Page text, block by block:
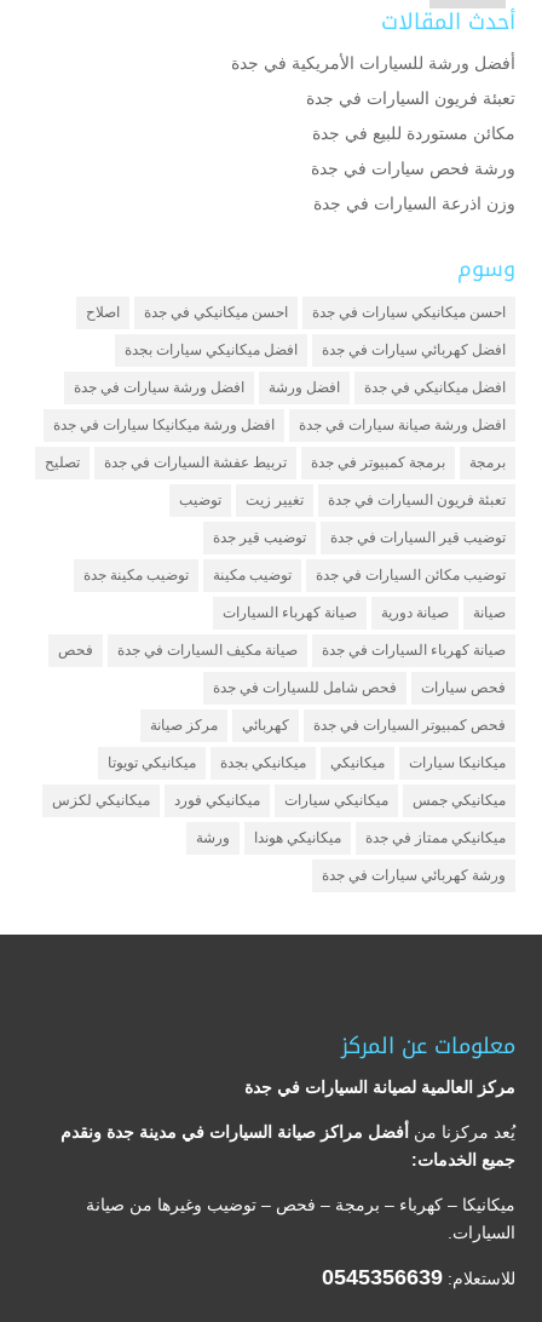
أحدث المقالات
أفضل ورشة للسيارات الأمريكية في جدة
تعبئة فريون السيارات في جدة
مكائن مستوردة للبيع في جدة
ورشة فحص سيارات في جدة
وزن اذرعة السيارات في جدة
وسوم
احسن ميكانيكي سيارات في جدة احسن ميكانيكي في جدة اصلاح
افضل كهربائي سيارات في جدة افضل ميكانيكي سيارات بجدة
افضل ميكانيكي في جدة افضل ورشة افضل ورشة سيارات في جدة
افضل ورشة صيانة سيارات في جدة افضل ورشة ميكانيكا سيارات في جدة
برمجة برمجة كمبيوتر في جدة تربيط عفشة السيارات في جدة تصليح
تعبئة فريون السيارات في جدة تغيير زيت توضيب
توضيب قير السيارات في جدة توضيب قير جدة
توضيب مكائن السيارات في جدة توضيب مكينة توضيب مكينة جدة
صيانة صيانة دورية صيانة كهرباء السيارات
صيانة كهرباء السيارات في جدة صيانة مكيف السيارات في جدة فحص
فحص سيارات فحص شامل للسيارات في جدة
فحص كمبيوتر السيارات في جدة كهربائي مركز صيانة
ميكانيكا سيارات ميكانيكي ميكانيكي بجدة ميكانيكي تويوتا
ميكانيكي جمس ميكانيكي سيارات ميكانيكي فورد ميكانيكي لكزس
ميكانيكي ممتاز في جدة ميكانيكي هوندا ورشة
ورشة كهربائي سيارات في جدة
معلومات عن المركز
مركز العالمية لصيانة السيارات في جدة
يُعد مركزنا من أفضل مراكز صيانة السيارات في مدينة جدة ونقدم
جميع الخدمات:
ميكانيكا – كهرباء – برمجة – فحص – توضيب وغيرها من صيانة
السيارات.
للاستعلام: 0545356639